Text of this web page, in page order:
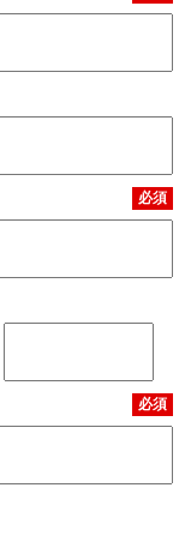
必須
必須